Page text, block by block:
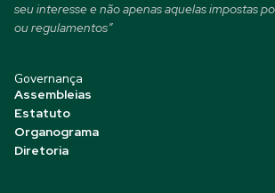
seu interesse e não apenas aquelas impostas
ou regulamentos”
Governança
Assembleias
Estatuto
Organograma
Diretoria